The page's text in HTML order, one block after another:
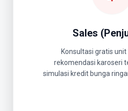
Sales
Konsultasi gratis
rekomendasi karoseri
simulasi kredit bunga